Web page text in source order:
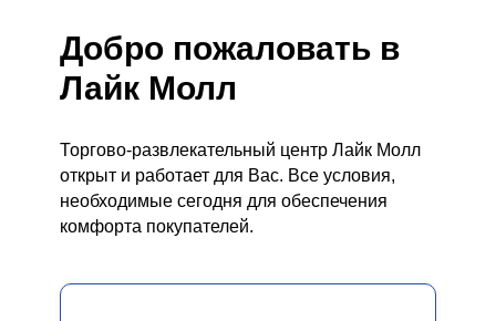
Добро пожаловать в
Лайк Молл
Торгово-развлекательный центр Лайк Молл
открыт и работает для Вас. Все условия,
необходимые сегодня для обеспечения
комфорта покупателей.